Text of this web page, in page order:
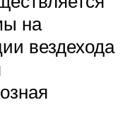
на
вездехода